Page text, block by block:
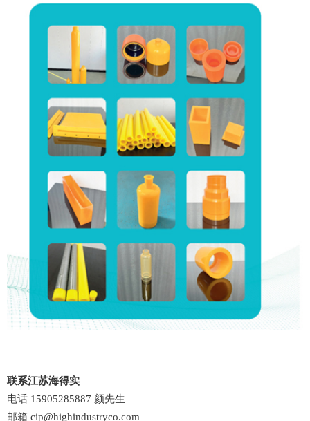
联系江苏海得实
电话 15905285887 颜先生
邮箱 cip@highindustryco.com